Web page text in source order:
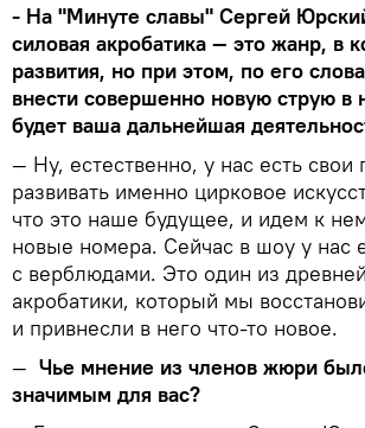
- На "Минуте славы" Сергей
силовая акробатика — это жанр, в
развития, но при этом, по его
внести совершенно новую струю в
будет ваша дальнейшая
— Ну, естественно, у нас есть
развивать именно цирковое
что это наше будущее, и идем к
новые номера. Сейчас в шоу у нас
с верблюдами. Это один из
акробатики, который мы
и привнесли в него что-то новое.
— Чье мнение из членов жюри
значимым для вас?